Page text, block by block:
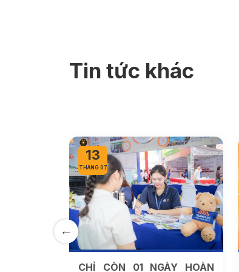
Tin tức khác
08
THÁNG 07
CÔNG BỐ ĐIỂM SÀN NGÀNH